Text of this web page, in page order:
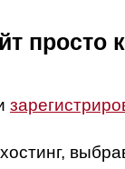
просто